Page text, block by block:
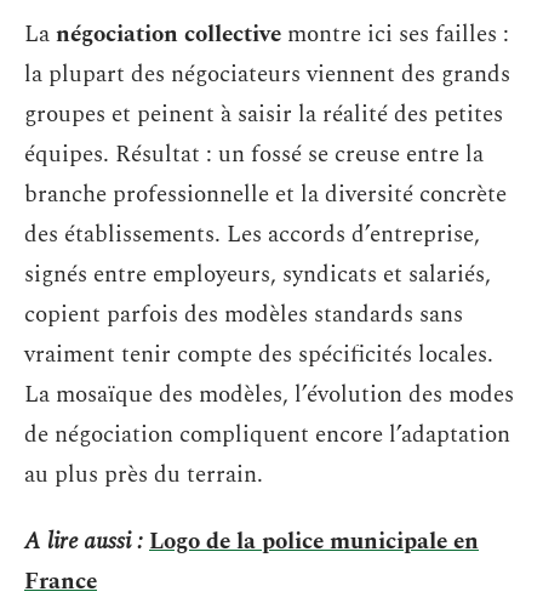
Lanégociation collective montre ici ses failles :
la plupart des négociateurs viennent des grands
groupes et peinent à saisir la réalité des petites
équipes. Résultat : un fossé se creuse entre la
branche professionnelle et la diversité concrète
des établissements. Les accords d’entreprise,
signés entre employeurs, syndicats et salariés,
copient parfois des modèles standards sans
vraiment tenir compte des spécificités locales.
La mosaïque des modèles, l’évolution des modes
de négociation compliquent encore l’adaptation
au plus près du terrain.
A lire aussi :Logo de la police municipale en
France